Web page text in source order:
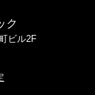
ク
ビル2F